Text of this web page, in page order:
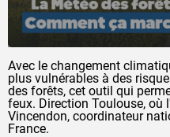
Avec le changement
plus vulnérables à des
des forêts, cet outil qui
feux. Direction Toulouse, où
Vincendon, coordinateur
France.